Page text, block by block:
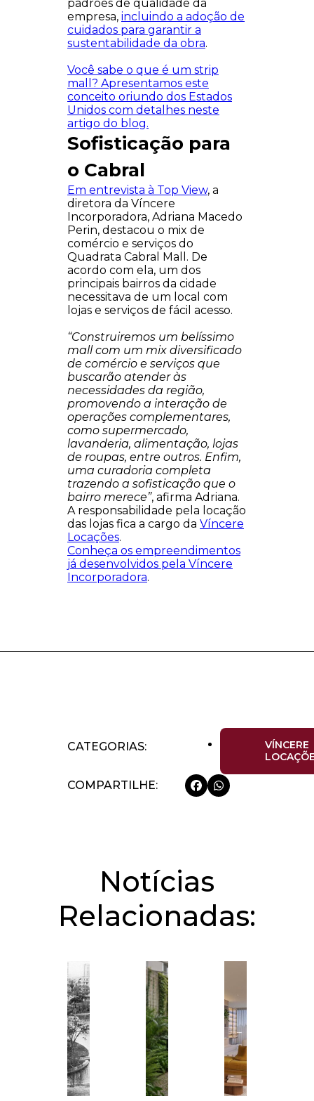
padrões de qualidade da
empresa, incluindo a adoção de
cuidados para garantir a
sustentabilidade da obra.
Você sabe o que é um strip
mall? Apresentamos este
conceito oriundo dos Estados
Unidos com detalhes neste
artigo do blog.
Sofisticação para
o Cabral
Em entrevista à Top View, a
diretora da Víncere
Incorporadora, Adriana Macedo
Perin, destacou o mix de
comércio e serviços do
Quadrata Cabral Mall. De
acordo com ela, um dos
principais bairros da cidade
necessitava de um local com
lojas e serviços de fácil acesso.
“Construiremos um belíssimo
mall com um mix diversificado
de comércio e serviços que
buscarão atender às
necessidades da região,
promovendo a interação de
operações complementares,
como supermercado,
lavanderia, alimentação, lojas
de roupas, entre outros. Enfim,
uma curadoria completa
trazendo a sofisticação que o
bairro merece”, afirma Adriana.
A responsabilidade pela locação
das lojas fica a cargo da Víncere
Locações.
Conheça os empreendimentos
já desenvolvidos pela Víncere
Incorporadora.
CATEGORIAS:
VÍNCERE
COMPARTILHE:
Notícias
Relacionadas: